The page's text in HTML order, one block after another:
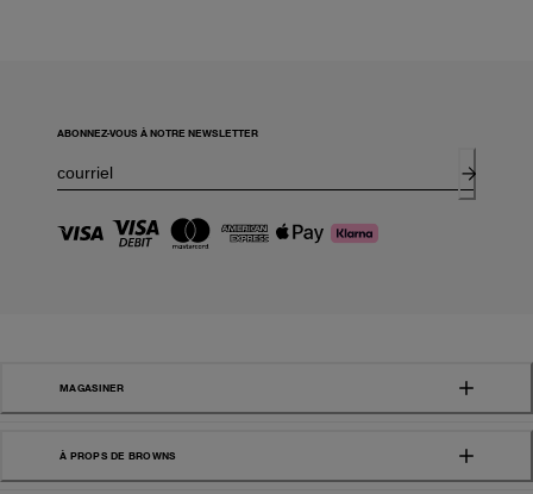
ABONNEZ-VOUS À NOTRE NEWSLETTER
MAGASINER
À PROPS DE BROWNS